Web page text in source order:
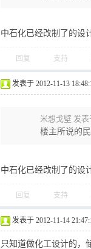
中石化已经改制了的设
回复 支持
发表于 2012-11-13
米想戈壁 发表
楼主所说的
中石化已经改制了的设
回复 支持
发表于 2012-11-14
只知道做化工设计的，